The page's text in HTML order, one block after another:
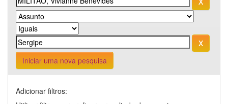
Iniciar uma nova pesquisa
Adicionar filtros: